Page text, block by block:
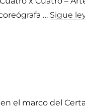
… Sigue
el marco del